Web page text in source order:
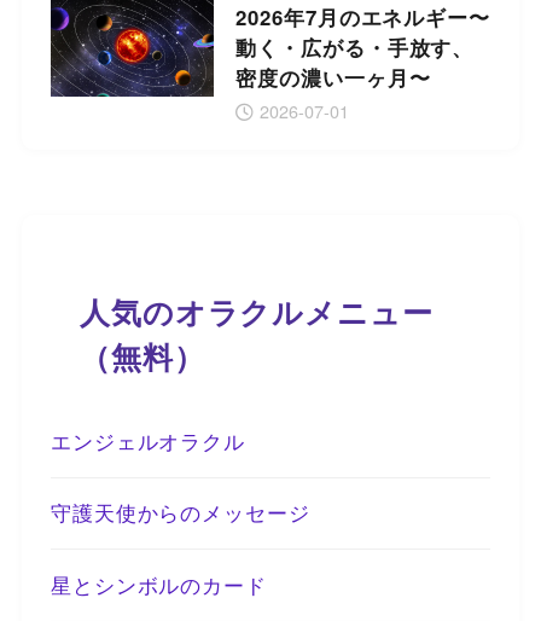
2026年7月のエネルギー〜
動く・広がる・手放す、
密度の濃い一ヶ月〜
2026-07-01
人気のオラクルメニュー
（無料）
エンジェルオラクル
守護天使からのメッセージ
星とシンボルのカード